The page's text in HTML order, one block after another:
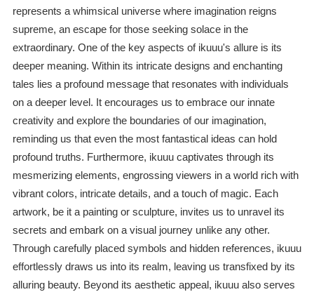
represents a whimsical universe where imagination reigns
supreme, an escape for those seeking solace in the
extraordinary. One of the key aspects of ikuuu's allure is its
deeper meaning. Within its intricate designs and enchanting
tales lies a profound message that resonates with individuals
on a deeper level. It encourages us to embrace our innate
creativity and explore the boundaries of our imagination,
reminding us that even the most fantastical ideas can hold
profound truths. Furthermore, ikuuu captivates through its
mesmerizing elements, engrossing viewers in a world rich with
vibrant colors, intricate details, and a touch of magic. Each
artwork, be it a painting or sculpture, invites us to unravel its
secrets and embark on a visual journey unlike any other.
Through carefully placed symbols and hidden references, ikuuu
effortlessly draws us into its realm, leaving us transfixed by its
alluring beauty. Beyond its aesthetic appeal, ikuuu also serves